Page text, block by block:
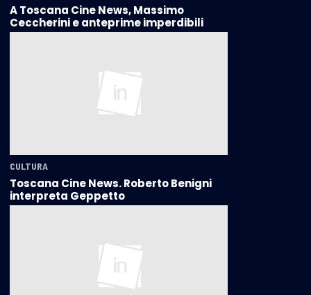
A Toscana Cine News, Massimo
Ceccherini e anteprime imperdibili
CULTURA
Toscana Cine News. Roberto Benigni
interpreta Geppetto